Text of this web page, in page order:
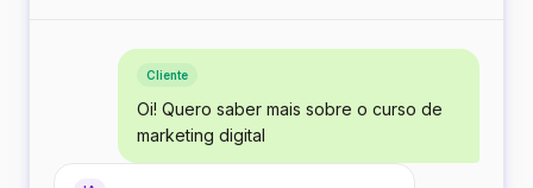
Cliente
Oi! Quero saber mais sobre o curso de
marketing digital